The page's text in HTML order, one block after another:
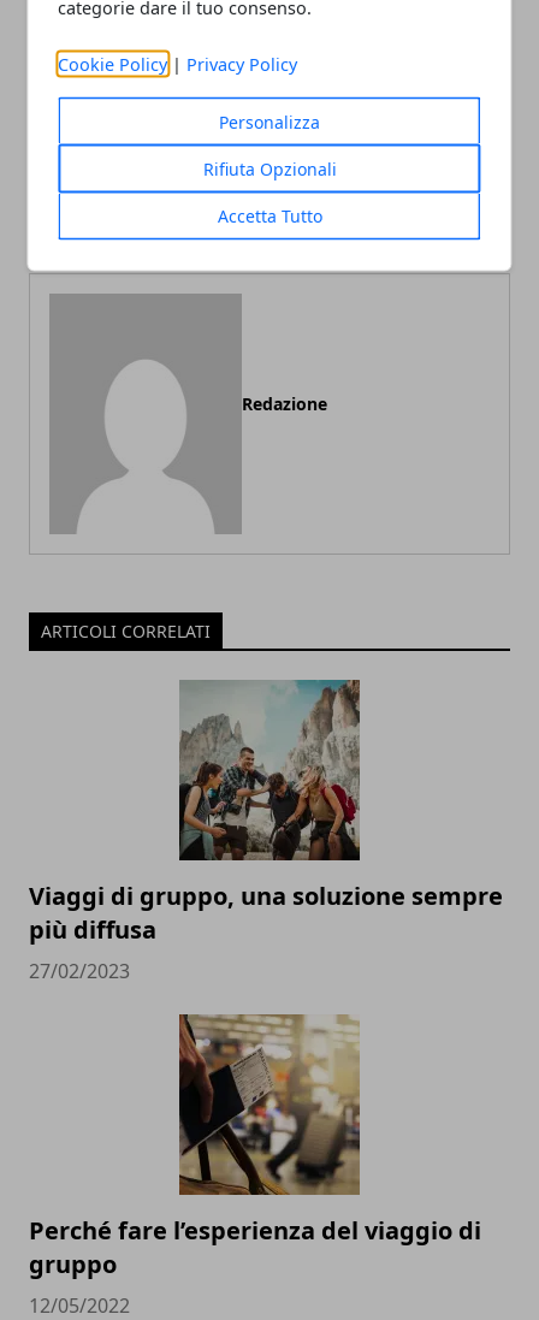
categorie dare il tuo consenso.
Cookie Policy | Privacy Policy
Personalizza
Rifiuta Opzionali
Accetta Tutto
Facebook
Voli Italia e Europa in
Offerte voli Blu Express
estate 2013 per la Grecia
Redazione
ARTICOLI CORRELATI
Viaggi di gruppo, una soluzione sempre
più diffusa
27/02/2023
Perché fare l’esperienza del viaggio di
gruppo
12/05/2022